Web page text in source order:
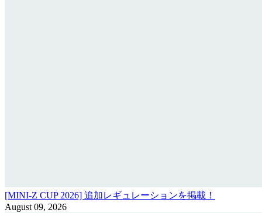
[MINI-Z CUP 2026] 追加レギュレーションを掲載！
August 09, 2026